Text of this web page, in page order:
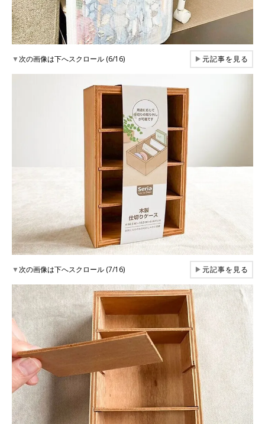
▼次の画像は下へスクロール (6/16) ▶元記事を見る
▼次の画像は下へスクロール (7/16) ▶元記事を見る